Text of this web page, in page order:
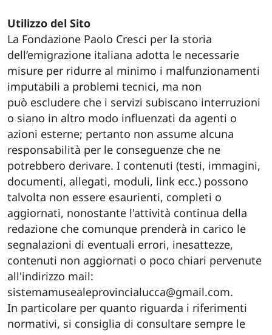
Utilizzo del Sito
La Fondazione Paolo Cresci per la storia
dell’emigrazione italiana adotta le necessarie
misure per ridurre al minimo i malfunzionamenti
imputabili a problemi tecnici, ma non
può escludere che i servizi subiscano interruzioni
o siano in altro modo influenzati da agenti o
azioni esterne; pertanto non assume alcuna
responsabilità per le conseguenze che ne
potrebbero derivare. I contenuti (testi, immagini,
documenti, allegati, moduli, link ecc.) possono
talvolta non essere esaurienti, completi o
aggiornati, nonostante l'attività continua della
redazione che comunque prenderà in carico le
segnalazioni di eventuali errori, inesattezze,
contenuti non aggiornati o poco chiari pervenute
all'indirizzo mail:
sistemamusealeprovincialucca@gmail.com.
In particolare per quanto riguarda i riferimenti
normativi, si consiglia di consultare sempre le